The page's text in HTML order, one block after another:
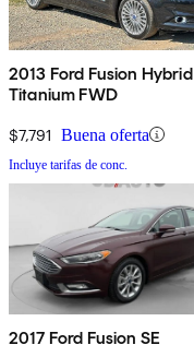
2013 Ford Fusion Hybrid
Titanium FWD
$7,791 Buena oferta
Incluye tarifas de conc.
2017 Ford Fusion SE